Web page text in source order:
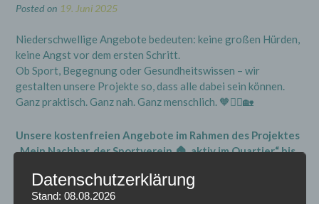
Posted on 19. Juni 2025
Niederschwellige Angebote bedeuten: keine großen Hürden,
keine Angst vor dem ersten Schritt.
Ob Sport, Begegnung oder Gesundheitswissen – wir
gestalten unsere Projekte so, dass alle dabei sein können.
Ganz praktisch. Ganz nah. Ganz menschlich. 🧡🤸‍♀️🏡
Unsere kostenfreien Angebote im Rahmen des Projektes
„Mein Nachbar, der Sportverein 🏠, aktiv im Quartier“ bis
Outdoortraining 🏋️🤸🤹 mit Andrea
Datenschutzerklärung
Stand: 08.08.2026